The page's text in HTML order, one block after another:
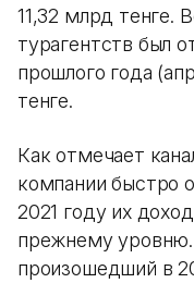
11,32 млрд тенге.
турагентств был
прошлого года
тенге.
Как отмечает
компании быстро
2021 году их
прежнему
произошедший в